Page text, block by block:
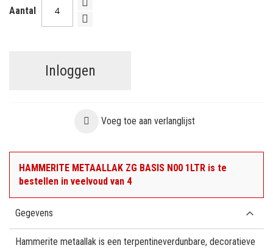
Aantal
Inloggen
Voeg toe aan verlanglijst
HAMMERITE METAALLAK ZG BASIS N00 1LTR is te
bestellen in veelvoud van 4
Gegevens
Hammerite metaallak is een terpentineverdunbare, decoratieve